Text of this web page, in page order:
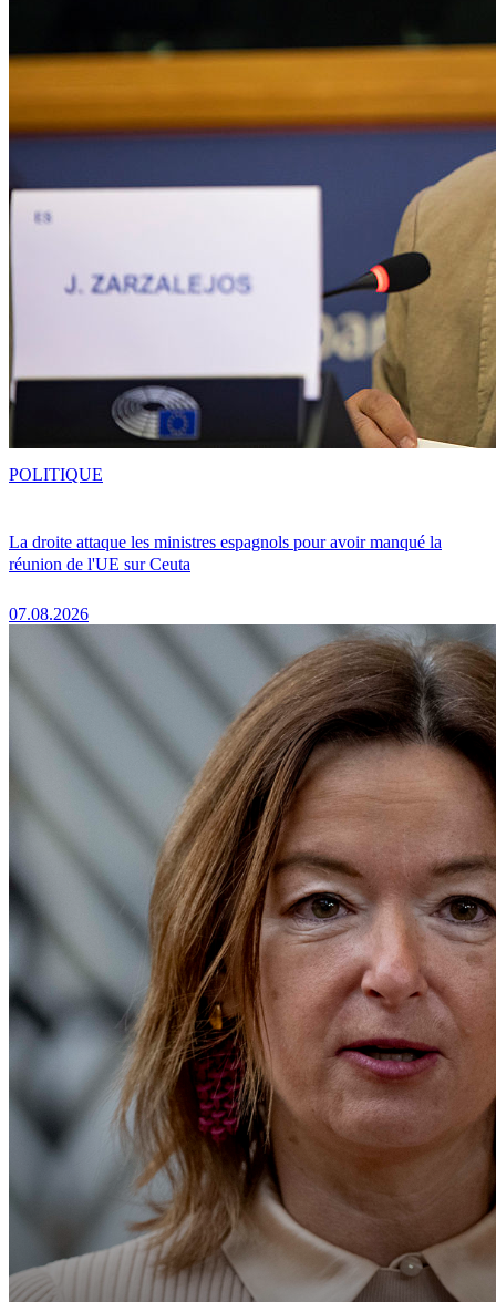
La droite attaque les ministres espagnols pour avoir manqué la
réunion de l'UE sur Ceuta
07.08.2026
POLITIQUE